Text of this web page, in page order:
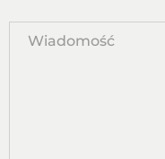
Wpisz
propozycję